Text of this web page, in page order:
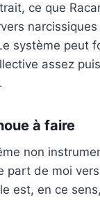
ce que
système peut
assez
à faire
non
part de moi
est, en ce